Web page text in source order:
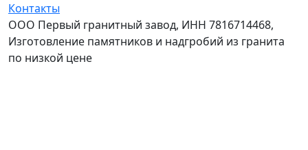
Контакты
ООО Первый гранитный завод, ИНН 7816714468,
Изготовление памятников и надгробий из гранита
по низкой цене